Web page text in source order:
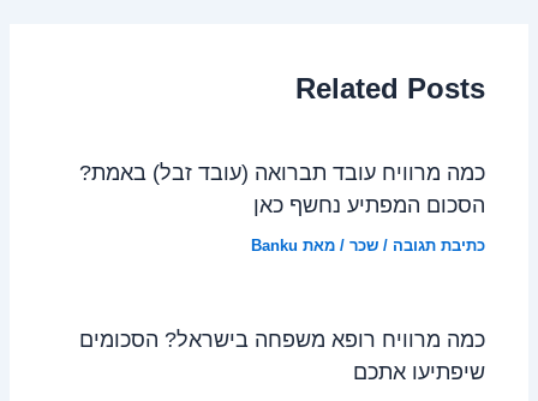
Related Posts
כמה מרוויח עובד תברואה (עובד זבל) באמת?
הסכום המפתיע נחשף כאן
כתיבת תגובה /שכר / מאת Banku
כמה מרוויח רופא משפחה בישראל? הסכומים
שיפתיעו אתכם